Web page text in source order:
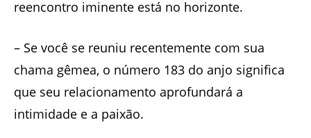
reencontro iminente está no horizonte.
– Se você se reuniu recentemente com sua
chama gêmea, o número 183 do anjo significa
que seu relacionamento aprofundará a
intimidade e a paixão.